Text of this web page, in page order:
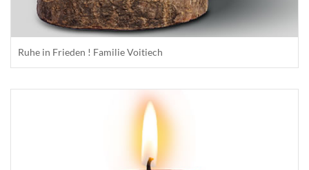
Ruhe in Frieden ! Familie Voitiech